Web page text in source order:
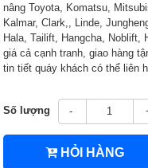
nâng Toyota, Komatsu,
Kalmar, Clark,, Linde,
Hala, Tailift, Hangcha, Noblift,
giá cả cạnh tranh, giao hàng
tin tiết quáy khách có thể liên
Số lượng -
HỎI HÀNG